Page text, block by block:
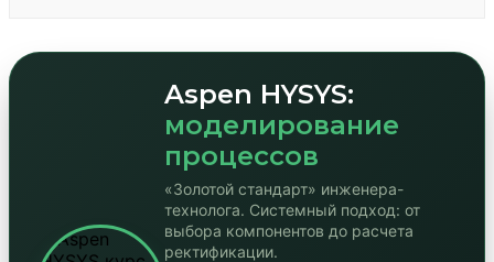
Aspen HYSYS:
моделирование
процессов
«Золотой стандарт» инженера-
технолога. Системный подход: от
выбора компонентов до расчета
ректификации.